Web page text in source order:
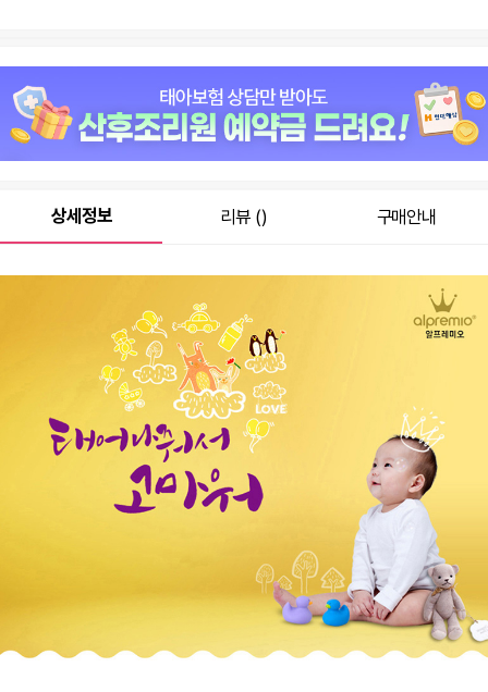
총 상품 금액 0원
바
니
선
하
기
상세정보 리뷰 () 구매안내